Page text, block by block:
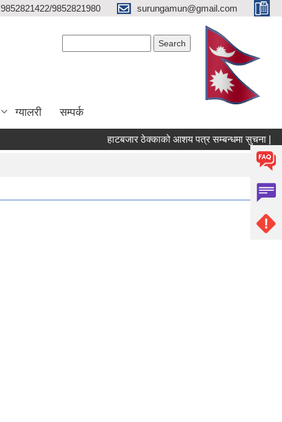
9852821422/9852821980 surungamun@gmail.com
ग्यालरी सम्पर्क
हाटबजार ठेक्काको आशय पत्र सम्बन्धमा सुचना |